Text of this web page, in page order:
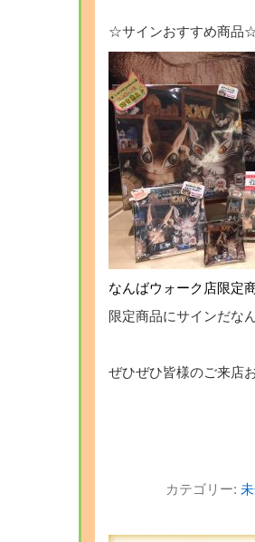
☆サインおすすめ商品
なんばウォーク店限定商
限定商品にサインだな
ぜひぜひ皆様のご来店
カテゴリー: